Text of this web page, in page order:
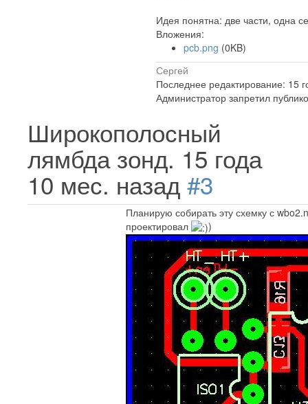
Идея понятна: две части, одна
Вложения:
pcb.png (0KB)
Сергей
Последнее редактирование: 15
Администратор запретил
Широкополосный
лямбда зонд. 15 года
10 мес. назад #3
Планирую собирать эту схемку с
проектировал
)